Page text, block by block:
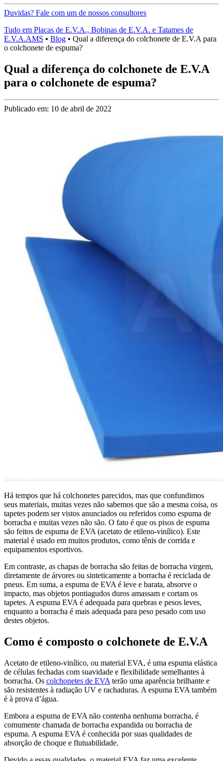
Duvidas? Fale com um de nossos consultores
Tudo em Placas de E.V.A., Bobinas de E.V.A. e Tatames de
E.V.A.AMS • Blog • Qual a diferença do colchonete de E.V.A para
o colchonete de espuma?
Qual a diferença do colchonete de E.V.A
para o colchonete de espuma?
Publicado em: 10 de abril de 2022
Há tempos que há colchonetes parecidos, mas que confundimos
seus materiais, muitas vezes não sabemos que são a mesma coisa, os
tapetes podem ser vistos anunciados ou referidos como espuma de
borracha e muitas vezes não são. O fato é que os pisos de espuma
são feitos de espuma de EVA (acetato de etileno-vinílico). Este
material é usado em muitos produtos, como tênis de corrida e
equipamentos esportivos.
Em contraste, as chapas de borracha são feitas de borracha virgem,
diretamente de árvores ou sinteticamente a borracha é reciclada de
pneus. Em suma, a espuma de EVA é leve e barata, absorve o
impacto, mas objetos pontiagudos duros amassam e cortam os
tapetes. A espuma EVA é adequada para quebras e pesos leves,
enquanto a borracha é mais adequada para peso pesado com uso
destes objetos.
Como é composto o colchonete de E.V.A
Acetato de etileno-vinílico, ou material EVA, é uma espuma elástica
de células fechadas com suavidade e flexibilidade semelhantes à
borracha. Os colchonetes de EVA terão uma aparência brilhante e
são resistentes à radiação UV e rachaduras. A espuma EVA também
é à prova d’água.
Embora a espuma de EVA não contenha nenhuma borracha, é
comumente chamada de borracha expandida ou borracha de
espuma. A espuma EVA é conhecida por suas qualidades de
absorção de choque e flutuabilidade.